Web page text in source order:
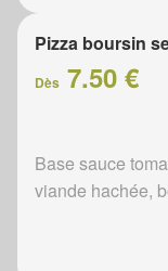
Pizza boursin
Dès 7.50 €
Base sauce
viande hachée,